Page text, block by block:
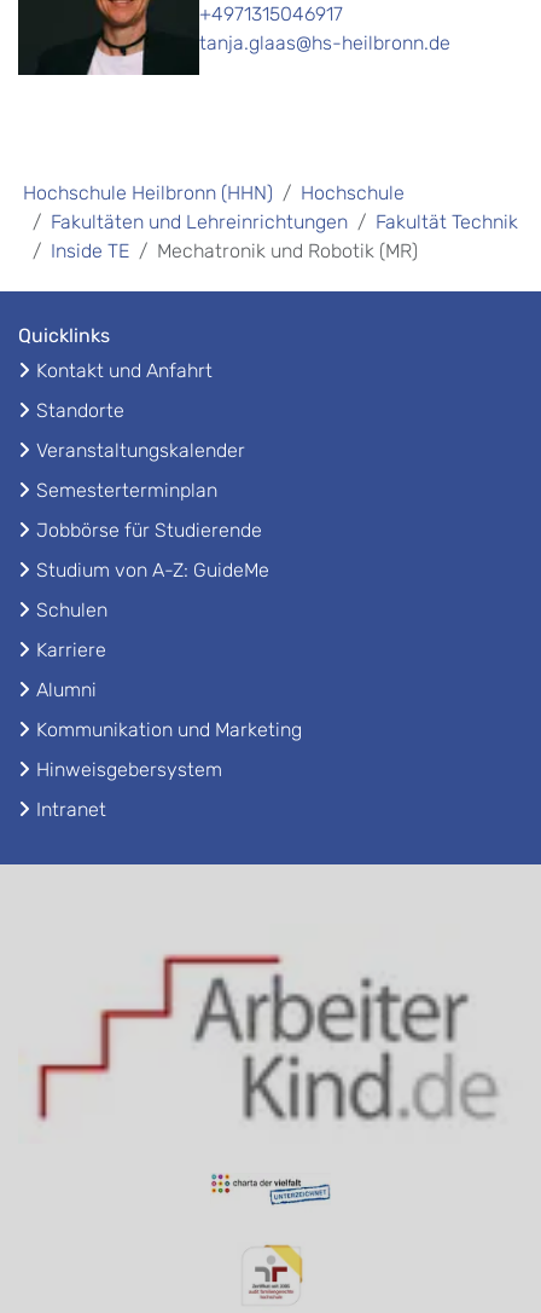
+4971315046917
tanja.glaas@hs-heilbronn.de
Hochschule Heilbronn (HHN)
Hochschule
Fakultäten und Lehreinrichtungen
Fakultät Technik
Inside TE
Mechatronik und Robotik (MR)
Quicklinks
Kontakt und Anfahrt
Standorte
Veranstaltungskalender
Semesterterminplan
Jobbörse für Studierende
Studium von A-Z: GuideMe
Schulen
Karriere
Alumni
Kommunikation und Marketing
Hinweisgebersystem
Intranet